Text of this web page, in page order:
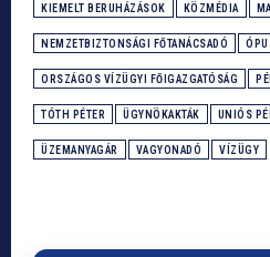
KIEMELT BERUHÁZÁSOK KÖZMÉDIA
NEMZETBIZTONSÁGI FŐTANÁCSADÓ
ORSZÁGOS VÍZÜGYI FŐIGAZGATÓSÁG
TÓTH PÉTER ÜGYNÖKAKTÁK UNIÓS
ÜZEMANYAGÁR VAGYONADÓ VÍZÜGY